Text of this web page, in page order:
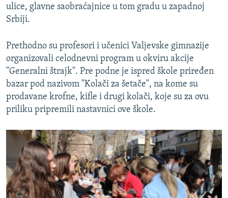
ulice, glavne saobraćajnice u tom gradu u zapadnoj
Srbiji.
Prethodno su profesori i učenici Valjevske gimnazije
organizovali celodnevni program u okviru akcije
"Generalni štrajk". Pre podne je ispred škole priređen
bazar pod nazivom "Kolači za šetače", na kome su
prodavane krofne, kifle i drugi kolači, koje su za ovu
priliku pripremili nastavnici ove škole.